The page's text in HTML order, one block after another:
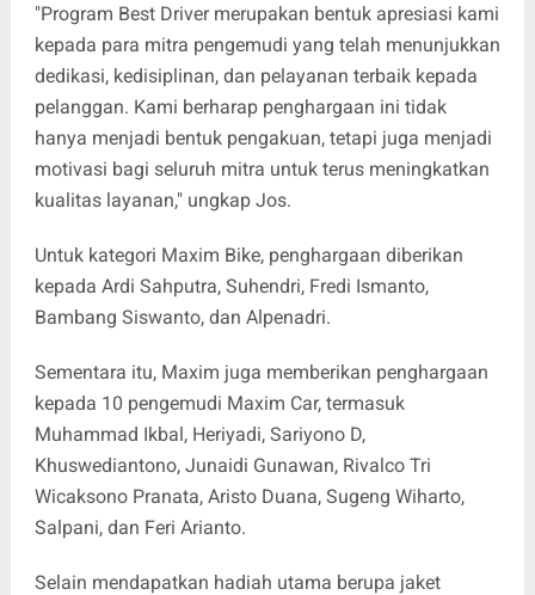
"Program Best Driver merupakan bentuk apresiasi kami
kepada para mitra pengemudi yang telah menunjukkan
dedikasi, kedisiplinan, dan pelayanan terbaik kepada
pelanggan. Kami berharap penghargaan ini tidak
hanya menjadi bentuk pengakuan, tetapi juga menjadi
motivasi bagi seluruh mitra untuk terus meningkatkan
kualitas layanan," ungkap Jos.
Untuk kategori Maxim Bike, penghargaan diberikan
kepada Ardi Sahputra, Suhendri, Fredi Ismanto,
Bambang Siswanto, dan Alpenadri.
Sementara itu, Maxim juga memberikan penghargaan
kepada 10 pengemudi Maxim Car, termasuk
Muhammad Ikbal, Heriyadi, Sariyono D,
Khuswediantono, Junaidi Gunawan, Rivalco Tri
Wicaksono Pranata, Aristo Duana, Sugeng Wiharto,
Salpani, dan Feri Arianto.
Selain mendapatkan hadiah utama berupa jaket